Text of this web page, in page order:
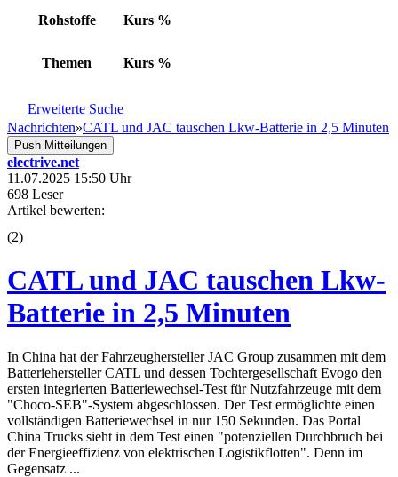
Rohstoffe Kurs %
Themen Kurs %
Erweiterte Suche
Nachrichten»CATL und JAC tauschen Lkw-Batterie in 2,5 Minuten
Push Mitteilungen
electrive.net
11.07.2025 15:50 Uhr
698 Leser
Artikel bewerten:
(2)
CATL und JAC tauschen Lkw-
Batterie in 2,5 Minuten
In China hat der Fahrzeughersteller JAC Group zusammen mit dem
Batteriehersteller CATL und dessen Tochtergesellschaft Evogo den
ersten integrierten Batteriewechsel-Test für Nutzfahrzeuge mit dem
"Choco-SEB"-System abgeschlossen. Der Test ermöglichte einen
vollständigen Batteriewechsel in nur 150 Sekunden. Das Portal
China Trucks sieht in dem Test einen "potenziellen Durchbruch bei
der Energieeffizienz von elektrischen Logistikflotten". Denn im
Gegensatz ...